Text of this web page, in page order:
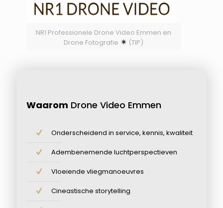
NR1 Professionele Drone Video Emmen en
Drone Fotografie
(TIP)
Waarom Drone Video Emmen
Onderscheidend in service, kennis, kwaliteit
Adembenemende luchtperspectieven
Vloeiende vliegmanoeuvres
Cineastische storytelling